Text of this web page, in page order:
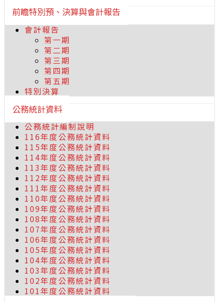
前瞻特別預、決算與會計報告
會計報告
第一期
第二期
第三期
第四期
第五期
特別決算
公務統計資料
公務統計編制說明
116年度公務統計資料
115年度公務統計資料
114年度公務統計資料
113年度公務統計資料
112年度公務統計資料
111年度公務統計資料
110年度公務統計資料
109年度公務統計資料
108年度公務統計資料
107年度公務統計資料
106年度公務統計資料
105年度公務統計資料
104年度公務統計資料
103年度公務統計資料
102年度公務統計資料
101年度公務統計資料